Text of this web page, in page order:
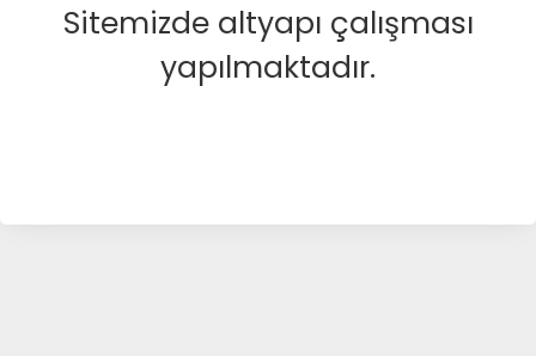
Sitemizde altyapı çalışması
yapılmaktadır.